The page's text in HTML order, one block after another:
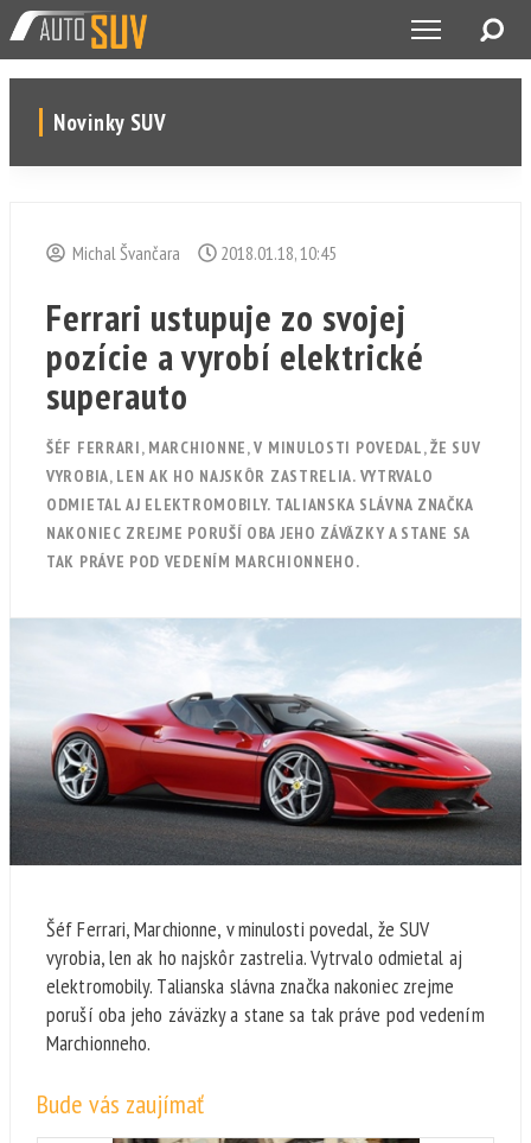
Novinky SUV
Michal Švančara 2018.01.18, 10:45
Ferrari ustupuje zo svojej
pozície a vyrobí elektrické
superauto
ŠÉF FERRARI, MARCHIONNE, V MINULOSTI POVEDAL, ŽE SUV
VYROBIA, LEN AK HO NAJSKÔR ZASTRELIA. VYTRVALO
ODMIETAL AJ ELEKTROMOBILY. TALIANSKA SLÁVNA ZNAČKA
NAKONIEC ZREJME PORUŠÍ OBA JEHO ZÁVÄZKY A STANE SA
TAK PRÁVE POD VEDENÍM MARCHIONNEHO.
Šéf Ferrari, Marchionne, v minulosti povedal, že SUV
vyrobia, len ak ho najskôr zastrelia. Vytrvalo odmietal aj
elektromobily. Talianska slávna značka nakoniec zrejme
poruší oba jeho záväzky a stane sa tak práve pod vedením
Marchionneho.
Bude vás zaujímať